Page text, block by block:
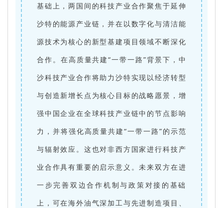
基础上，两国间的科技产业合作聚焦于延伸
沙特的能源产业链，并在以数字化与清洁能
源技术为核心的新型基建项目领域不断深化
合作。在高质量共建“一带一路”背景下，中
沙科技产业合作将助力沙特实现以经济转型
与创造新增长点为核心目标的战略愿景，增
强中国企业在全球科技产业链中的节点影响
力，并将强化高质量共建“一带一路”的示范
与辐射效应。这也对非西方国家进行科技产
业合作具有重要的启示意义。未来双方在进
一步完善双边合作机制与政策对接的基础
上，可在海外油气深加工与先进制造项目、